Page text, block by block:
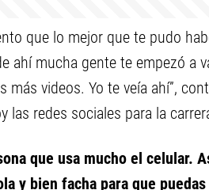
que lo mejor que te pudo
ahí mucha gente te empezó a
más videos. Yo te veía ahí”,
las redes sociales para la
que usa mucho el celular.
y bien facha para que